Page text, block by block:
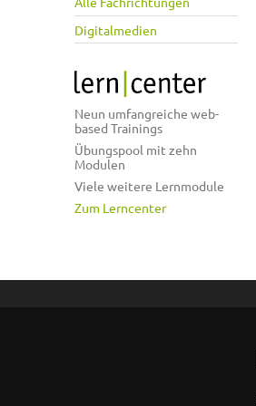
Digitalmedien
Neun umfangreiche web-
based Trainings
Übungspool mit zehn
Modulen
Viele weitere Lernmodule
Zum Lerncenter